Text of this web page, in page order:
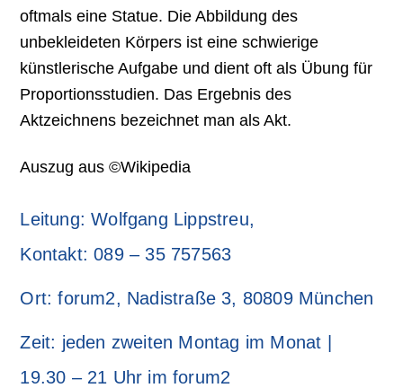
oftmals eine Statue. Die Abbildung des
unbekleideten Körpers ist eine schwierige
künstlerische Aufgabe und dient oft als Übung für
Proportionsstudien. Das Ergebnis des
Aktzeichnens bezeichnet man als Akt.
Auszug aus ©Wikipedia
Leitung: Wolfgang Lippstreu,
Kontakt: 089 – 35 757563
Ort: forum2, Nadistraße 3, 80809 München
Zeit: jeden zweiten Montag im Monat |
19.30 – 21 Uhr im forum2